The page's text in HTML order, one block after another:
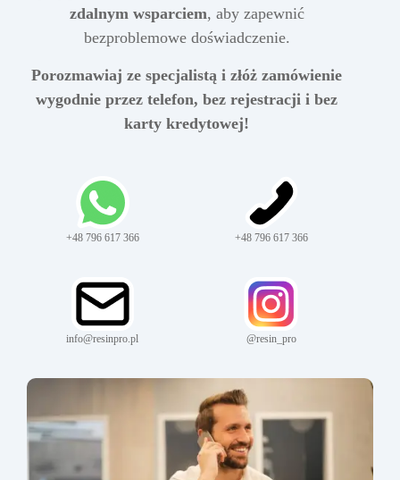
zdalnym wsparciem, aby zapewnić
bezproblemowe doświadczenie.
Porozmawiaj ze specjalistą i złóż zamówienie
wygodnie przez telefon, bez rejestracji i bez
karty kredytowej!
+48 796 617 366 +48 796 617 366
info@resinpro.pl @resin_pro